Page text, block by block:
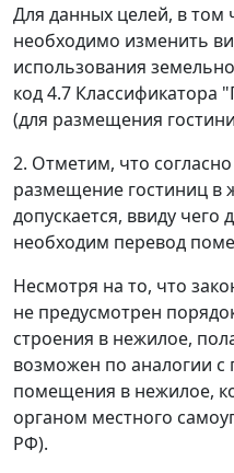
Для данных целей, в том
необходимо изменить
использования
код 4.7 Классификатора
(для размещения
2. Отметим, что согласно
размещение гостиниц
допускается, ввиду
необходим перевод
Несмотря на то, что
не предусмотрен
строения в нежилое,
возможен по аналогии
помещения в нежилое,
органом местного
РФ).